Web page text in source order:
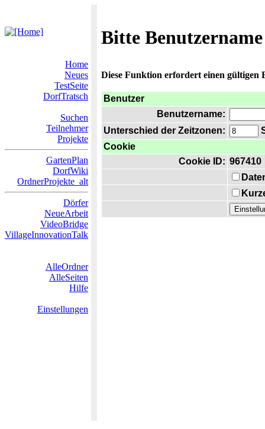
Bitte
Home
Neues
TestSeite
DorfTratsch
Suchen
Teilnehmer
Projekte
GartenPlan
DorfWiki
OrdnerProjekte_alt
Dörfer
NeueArbeit
VideoBridge
VillageInnovationTalk
AlleOrdner
AlleSeiten
Hilfe
Einstellungen
Diese Funktion erfordert einen gültigen
Benutzer
Benutzername:
Unterschied der Zeitzonen:
Cookie
Cookie ID: 967410